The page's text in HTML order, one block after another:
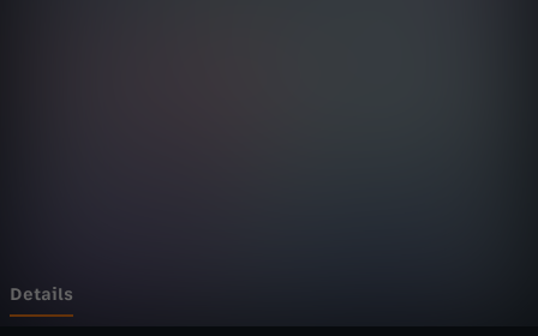
-
Details